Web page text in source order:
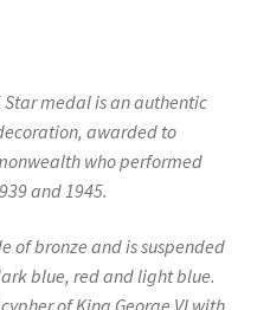
medal is an authentic
awarded to
who performed
and 1945.
of bronze and is suspended
blue, red and light blue.